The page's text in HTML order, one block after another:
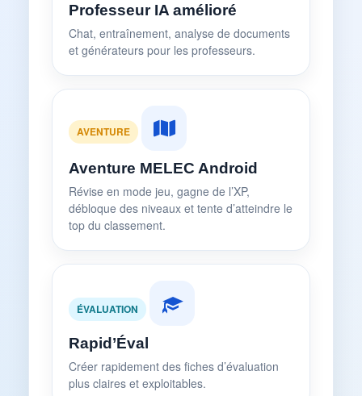
Professeur IA amélioré
Chat, entraînement, analyse de documents
et générateurs pour les professeurs.
AVENTURE
Aventure MELEC Android
Révise en mode jeu, gagne de l’XP,
débloque des niveaux et tente d’atteindre le
top du classement.
ÉVALUATION
Rapid’Éval
Créer rapidement des fiches d’évaluation
plus claires et exploitables.